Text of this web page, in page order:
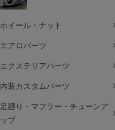
ホイール・ナット
エアロパーツ
エクステリアパーツ
内装カスタムパーツ
足廻り・マフラー・チューンア
ップ